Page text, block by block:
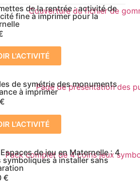
de la rentrée : activité de
fine à imprimer pour la
L'ACTIVITÉ
de symétrie des monuments
à imprimer
€
L'ACTIVITÉ
de jeu en Maternelle : 4
symboliques à installer sans
€